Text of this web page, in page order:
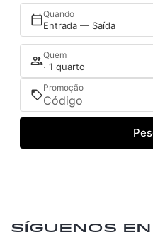
Quando
Entrada — Saída
Quem
· 1 quarto
Promoção
Síguenos